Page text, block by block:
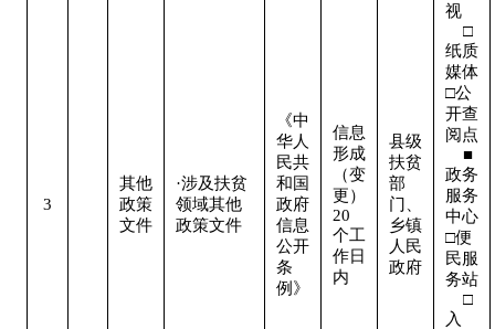
3
其他
政策
文件
·涉及扶贫
领域其他
政策文件
《中
华人
民共
和国
政府
信息
公开
条
例》
信息
形成
（变
更）
20
个工
作日
内
县级
扶贫
部
门、
乡镇
人民
政府
视
□
纸质
媒体
□公
开查
阅点
■
政务
服务
中心
□便
民服
务站
□
入